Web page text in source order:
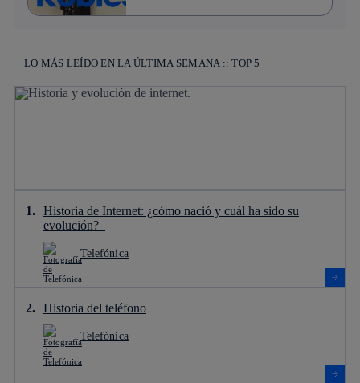
LO MÁS LEÍDO EN LA ÚLTIMA SEMANA :: TOP 5
Historia de Internet: ¿cómo nació y cuál ha sido su
evolución?
Telefónica
Historia del teléfono
Telefónica